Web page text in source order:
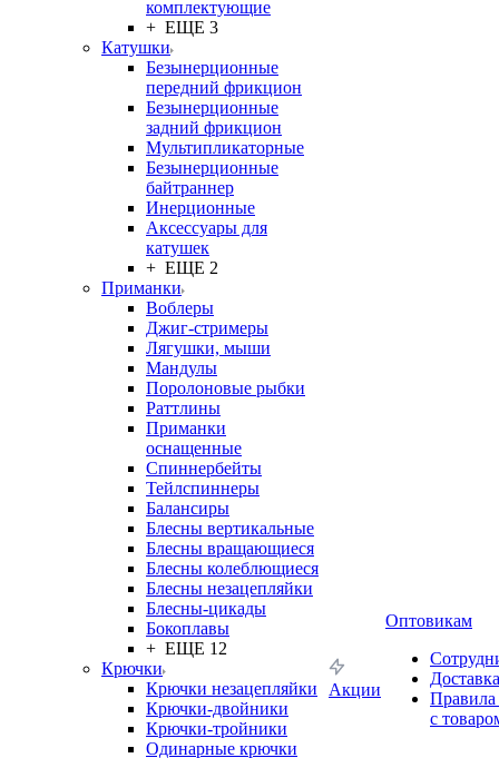
комплектующие
+ ЕЩЕ 3
Катушки
Безынерционные
передний фрикцион
Безынерционные
задний фрикцион
Мультипликаторные
Безынерционные
байтраннер
Инерционные
Аксессуары для
катушек
+ ЕЩЕ 2
Приманки
Воблеры
Джиг-стримеры
Лягушки, мыши
Мандулы
Поролоновые рыбки
Раттлины
Приманки
оснащенные
Спиннербейты
Тейлспиннеры
Балансиры
Блесны вертикальные
Блесны вращающиеся
Блесны колеблющиеся
Блесны незацепляйки
Блесны-цикады
Бокоплавы
+ ЕЩЕ 12
Крючки
Крючки незацепляйки
Крючки-двойники
Крючки-тройники
Одинарные крючки
Акции
Оптовикам
Доставка
Правила
с